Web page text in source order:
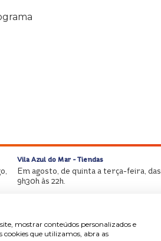
Vila Azul do Mar - Tiendas
Em agosto, de quinta a terça-feira, das
9h30h às 22h.
mostrar conteúdos personalizados e
que utilizamos, abra as